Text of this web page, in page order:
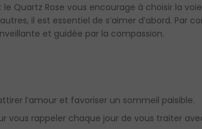
le Quartz Rose vous encourage à choisir la
il est essentiel de s’aimer d’abord. Par
et guidée par la compassion.
l’amour et favoriser un sommeil paisible.
vous rappeler chaque jour de vous traiter